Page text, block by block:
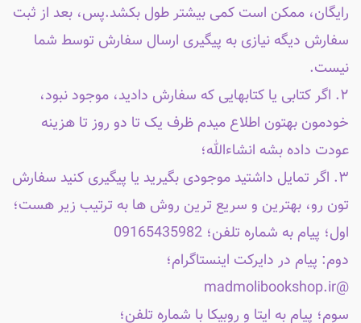
رایگان، ممکن است کمی بیشتر طول بکشد.پس، بعد از ثبت
سفارش دیگه نیازی به پیگیری ارسال سفارش توسط شما
نیست.
۲. اگر کتابی یا کتابهایی که سفارش دادید، موجود نبود،
خودمون بهتون اطلاع میدم ظرف یک تا دو روز تا هزینه
عودت داده بشه انشاءالله؛
۳. اگر تمایل داشتید موجودی بگیرید یا پیگیری کنید سفارش
تون رو، بهترین و سریع ترین روش ها به ترتیب زیر هست؛
اول؛ پیام به شماره تلفن؛ 09165435982
دوم: پیام در دایرکت اینستاگرام؛
@madmolibookshop.ir
سوم؛ پیام به ایتا و روبیکا با شماره تلفن؛